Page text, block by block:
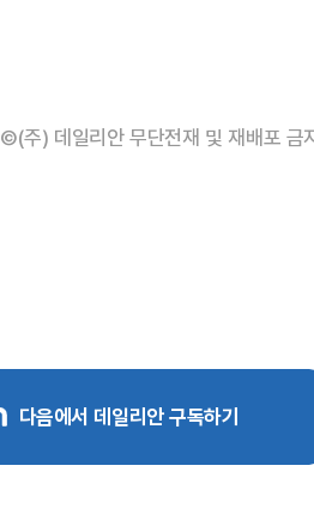
©(주) 데일리안 무단전재 및 재배포 금
다음에서 데일리안 구독하기